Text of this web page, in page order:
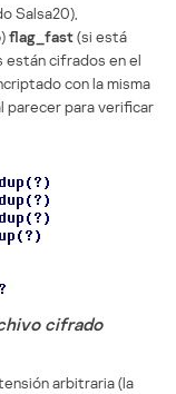
Salsa20),
)flag_fast(si está
están cifrados en el
con la misma
parecer para verificar
cifrado
arbitraria (la